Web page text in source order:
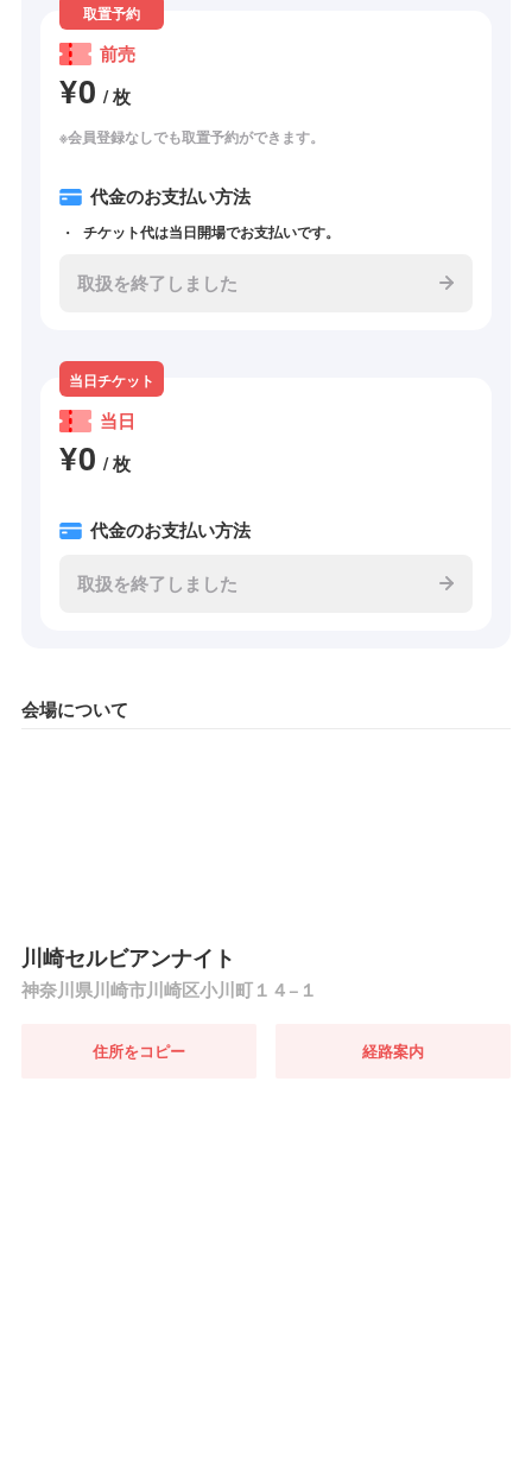
取置予約
前売
¥0 / 枚
※会員登録なしでも取置予約ができます。
代金のお支払い方法
チケット代は当日開場でお支払いです。
取扱を終了しました
当日チケット
当日
¥0 / 枚
代金のお支払い方法
取扱を終了しました
会場について
川崎セルビアンナイト
神奈川県川崎市川崎区小川町１４−１
住所をコピー 経路案内